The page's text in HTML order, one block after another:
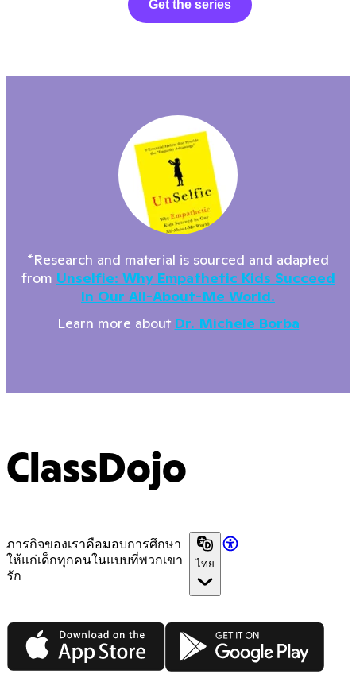
Get the series
*Research and material is sourced and adapted
from Unselfie: Why Empathetic Kids Succeed
In Our All-About-Me World.
Learn more about Dr. Michele Borba
ClassDojo
ภารกิจของเราคือมอบการศึกษา
ให้แก่เด็กทุกคนในแบบที่พวกเขา
รัก
ไทย
App Store Google Play